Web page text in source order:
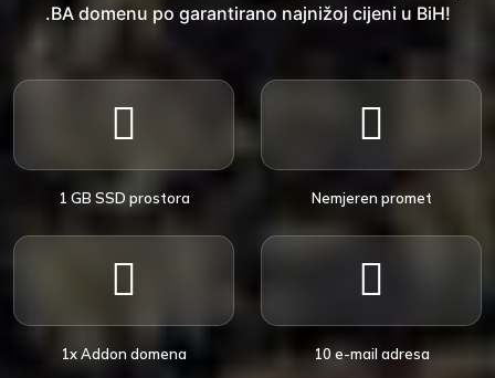
.BA domenu po garantirano najnižoj cijeni u BiH!
1 GB SSD prostora Nemjeren promet
1x Addon domena 10 e-mail adresa